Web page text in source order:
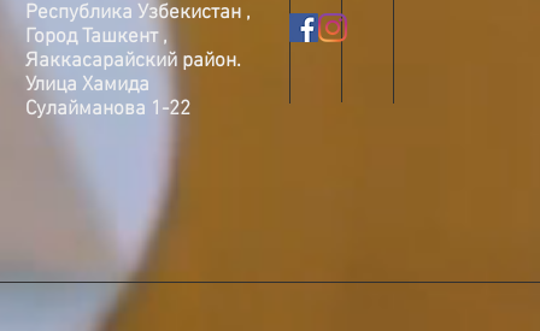
Республика Узбекистан ,
Город Ташкент ,
Яаккасарайский район.
Улица Хамида
Сулайманова 1-22